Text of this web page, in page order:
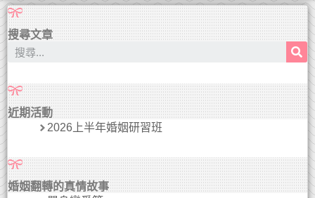
搜尋文章
近期活動
2026上半年婚姻研習班
婚姻翻轉的真情故事